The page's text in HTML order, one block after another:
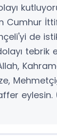
de
tebrik